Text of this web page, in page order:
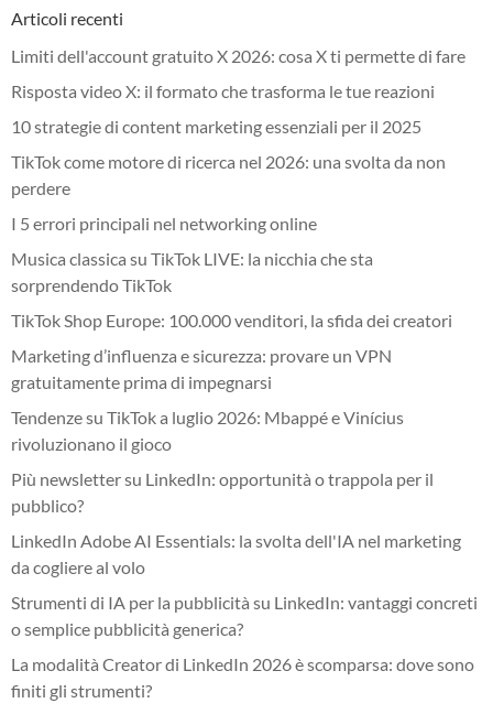
Articoli recenti
Limiti dell'account gratuito X 2026: cosa X ti permette di fare
Risposta video X: il formato che trasforma le tue reazioni
10 strategie di content marketing essenziali per il 2025
TikTok come motore di ricerca nel 2026: una svolta da non
perdere
I 5 errori principali nel networking online
Musica classica su TikTok LIVE: la nicchia che sta
sorprendendo TikTok
TikTok Shop Europe: 100.000 venditori, la sfida dei creatori
Marketing d’influenza e sicurezza: provare un VPN
gratuitamente prima di impegnarsi
Tendenze su TikTok a luglio 2026: Mbappé e Vinícius
rivoluzionano il gioco
Più newsletter su LinkedIn: opportunità o trappola per il
pubblico?
LinkedIn Adobe AI Essentials: la svolta dell'IA nel marketing
da cogliere al volo
Strumenti di IA per la pubblicità su LinkedIn: vantaggi concreti
o semplice pubblicità generica?
La modalità Creator di LinkedIn 2026 è scomparsa: dove sono
finiti gli strumenti?